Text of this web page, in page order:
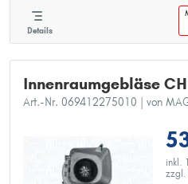
Details
Innenraumgebläse
Art.-Nr. 069412275010 | von
inkl.
zzgl.